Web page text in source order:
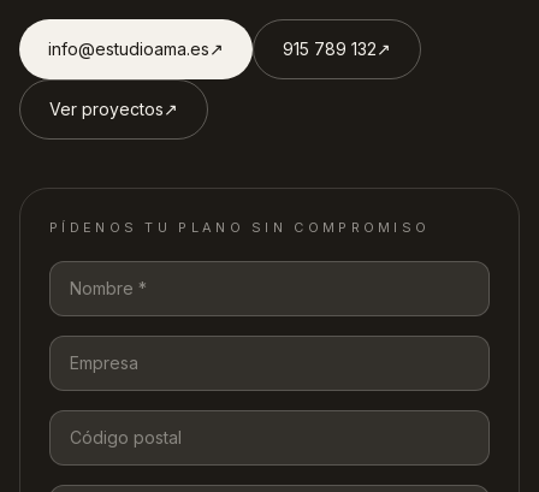
info@estudioama.es↗︎ 915 789 132↗︎
Ver proyectos↗︎
PÍDENOS TU PLANO SIN COMPROMISO